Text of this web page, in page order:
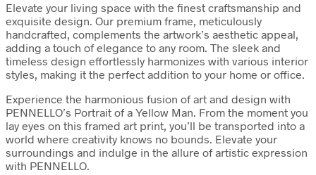
Elevate your living space with the finest craftsmanship and
exquisite design. Our premium frame, meticulously
handcrafted, complements the artwork’s aesthetic appeal,
adding a touch of elegance to any room. The sleek and
timeless design effortlessly harmonizes with various interior
styles, making it the perfect addition to your home or office.
Experience the harmonious fusion of art and design with
PENNELLO’s Portrait of a Yellow Man. From the moment you
lay eyes on this framed art print, you’ll be transported into a
world where creativity knows no bounds. Elevate your
surroundings and indulge in the allure of artistic expression
with PENNELLO.